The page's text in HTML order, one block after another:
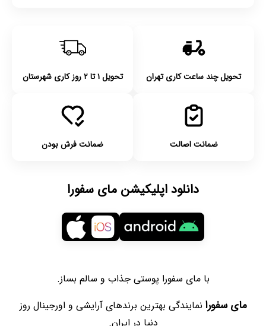
تحویل چند ساعت کاری تهران تحویل ۱ تا ۲ روز کاری شهرستان
ضمانت اصالت ضمانت فرش بودن
دانلود اپلیکیشن مای سفورا
با مای سفورا پوستی جذاب و سالم بساز.
مای سفورا نمایندگی بهترین برندهای آرایشی و اورجینال روز
دنیا در ایران.